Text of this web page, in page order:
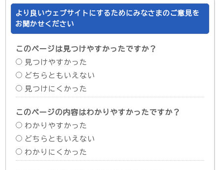
より良いウェブサイトにするためにみなさまのご意見を
お聞かせください
このページは見つけやすかったですか？
見つけやすかった
どちらともいえない
見つけにくかった
このページの内容はわかりやすかったですか？
わかりやすかった
どちらともいえない
わかりにくかった